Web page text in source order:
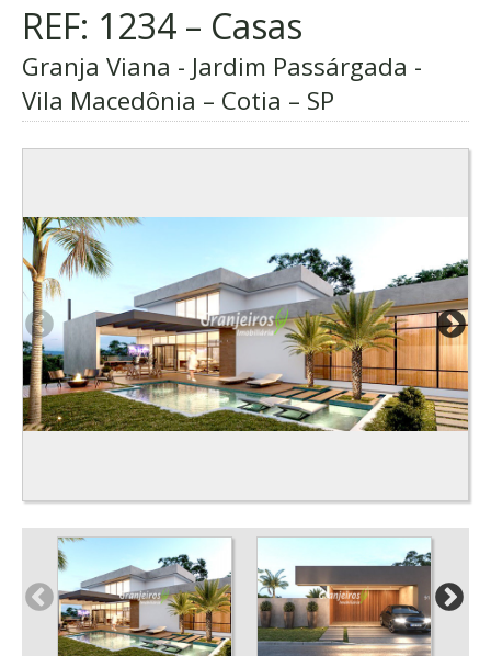
REF: 1234 – Casas
Granja Viana - Jardim Passárgada -
Vila Macedônia – Cotia – SP